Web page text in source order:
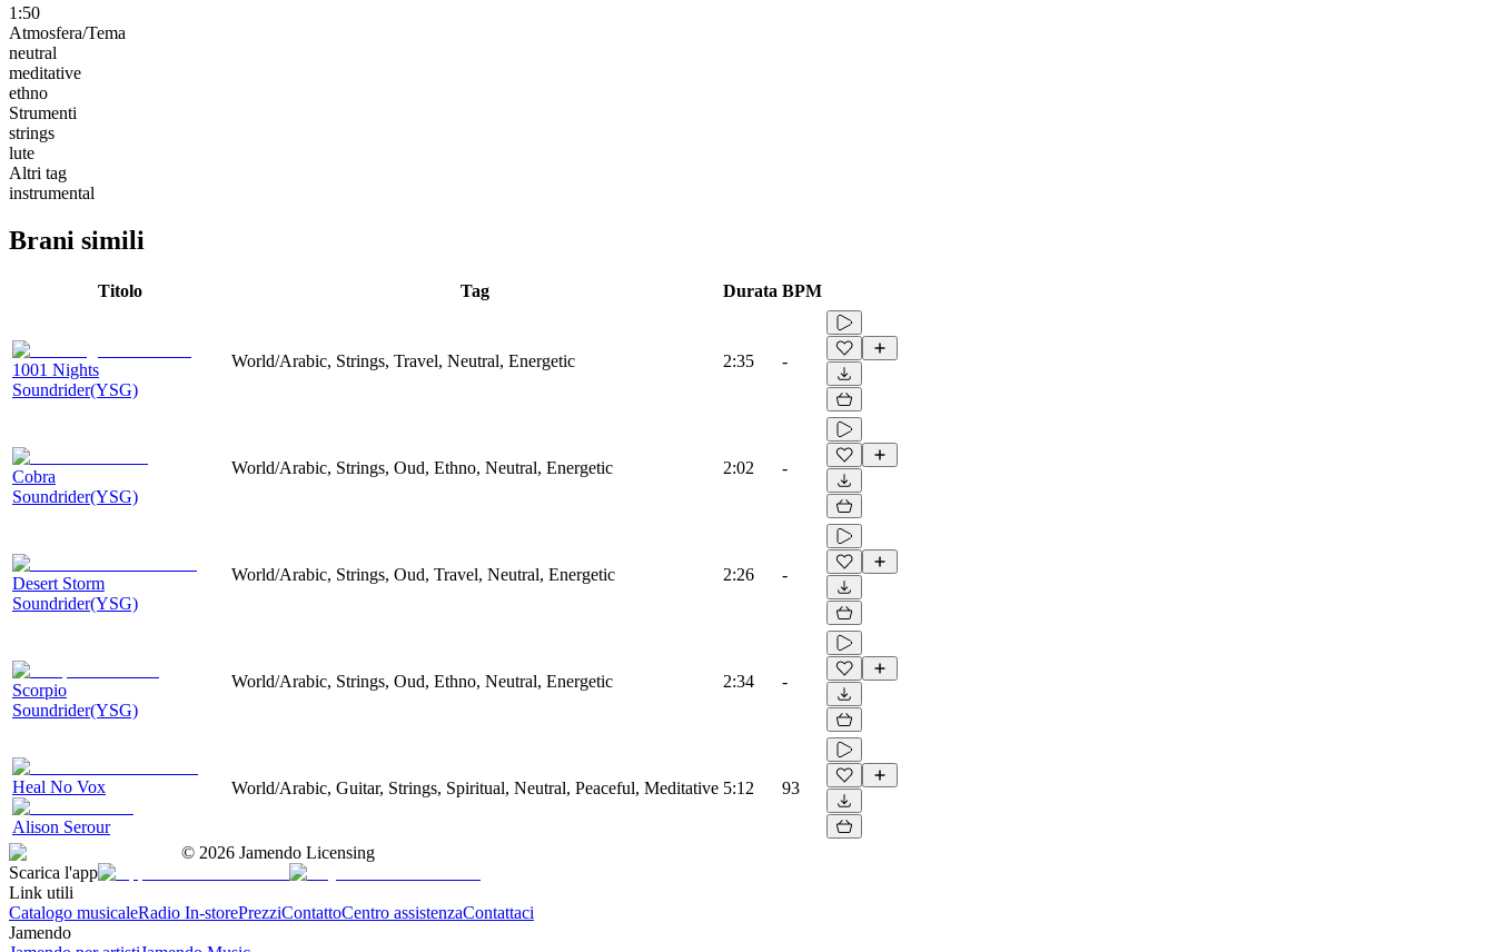
1:50
Atmosfera/Tema
neutral
meditative
ethno
Strumenti
strings
lute
Altri tag
instrumental
Brani simili
Titolo Tag Durata BPM
1001 Nights
Soundrider(YSG)
World/Arabic, Strings, Travel, Neutral, Energetic 2:35 -
Cobra
Soundrider(YSG)
World/Arabic, Strings, Oud, Ethno, Neutral, Energetic 2:02 -
Desert Storm
Soundrider(YSG)
World/Arabic, Strings, Oud, Travel, Neutral, Energetic 2:26 -
Scorpio
Soundrider(YSG)
World/Arabic, Strings, Oud, Ethno, Neutral, Energetic 2:34 -
Heal No Vox
Alison Serour
World/Arabic, Guitar, Strings, Spiritual, Neutral, Peaceful, Meditative 5:12 93
© 2026 Jamendo Licensing
Scarica l'app
Link utili
Catalogo musicaleRadio In-storePrezziContattoCentro assistenzaContattaci
Jamendo